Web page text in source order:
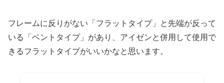
フレームに反りがない「フラットタイプ」と先端が反って
いる「ベントタイプ」があり、アイゼンと併用して使用で
きるフラットタイプがいいかなと思います。